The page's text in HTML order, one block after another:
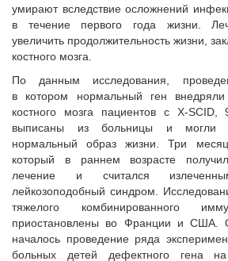
умирают вследствие осложнений
в течение первого года жизни.
увеличить продолжительность жизни,
костного мозга.
По данным исследования,
в котором нормальный ген внедряли
костного мозга пациентов с X-
выписаны из больницы и могли
нормальный образ жизни. Три
который в раннем возрасте
лечение и считался
лейкозоподобный синдром.
тяжелого комбинированного
приостановлены во Франции и США.
началось проведение ряда
больных детей дефектного гена